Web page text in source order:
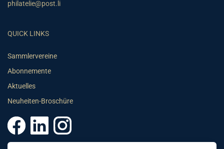
philatelie@post.li
QUICK LINKS
Sammlervereine
Abonnemente
Aktuelles
Neuheiten-Broschüre